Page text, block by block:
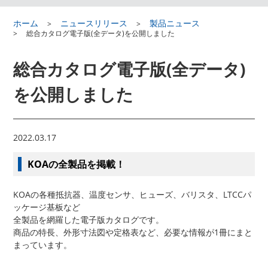
ホーム ニュースリリース 製品ニュース
総合カタログ電子版(全データ)を公開しました
総合カタログ電子版(全データ)
を公開しました
2022.03.17
KOAの全製品を掲載！
KOAの各種抵抗器、温度センサ、ヒューズ、バリスタ、LTCCパ
ッケージ基板など
全製品を網羅した電子版カタログです。
商品の特長、外形寸法図や定格表など、必要な情報が1冊にまと
まっています。